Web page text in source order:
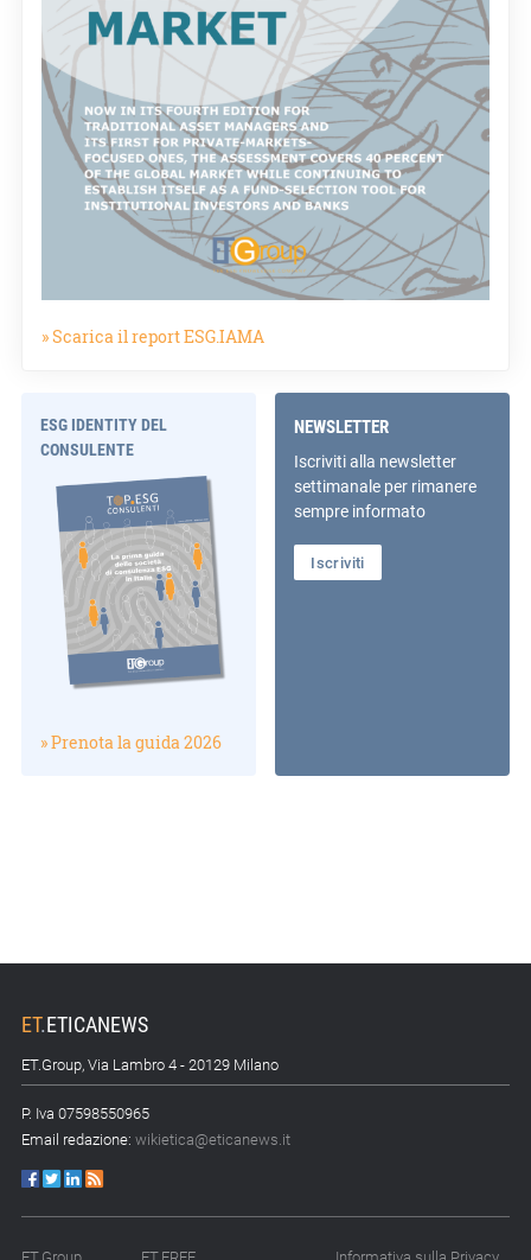
» Scarica il report ESG.IAMA
ESG IDENTITY DEL
CONSULENTE
» Prenota la guida 2026
NEWSLETTER
Iscriviti alla newsletter
settimanale per rimanere
sempre informato
Iscriviti
ET.ETICANEWS
ET.Group, Via Lambro 4 - 20129 Milano
P. Iva 07598550965
Email redazione: wikietica@eticanews.it